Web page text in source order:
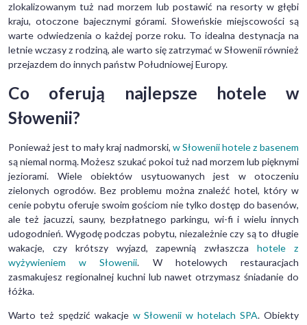
zlokalizowanym tuż nad morzem lub postawić na resorty w głębi
kraju, otoczone bajecznymi górami. Słoweńskie miejscowości są
warte odwiedzenia o każdej porze roku. To idealna destynacja na
letnie wczasy z rodziną, ale warto się zatrzymać w Słowenii również
przejazdem do innych państw Południowej Europy.
Co oferują najlepsze hotele w
Słowenii?
Ponieważ jest to mały kraj nadmorski, w Słowenii hotele z basenem
są niemal normą. Możesz szukać pokoi tuż nad morzem lub pięknymi
jeziorami. Wiele obiektów usytuowanych jest w otoczeniu
zielonych ogrodów. Bez problemu można znaleźć hotel, który w
cenie pobytu oferuje swoim gościom nie tylko dostęp do basenów,
ale też jacuzzi, sauny, bezpłatnego parkingu, wi-fi i wielu innych
udogodnień. Wygodę podczas pobytu, niezależnie czy są to długie
wakacje, czy krótszy wyjazd, zapewnią zwłaszczahotele z
wyżywieniem w Słowenii. W hotelowych restauracjach
zasmakujesz regionalnej kuchni lub nawet otrzymasz śniadanie do
łóżka.
Warto też spędzić wakacje w Słowenii w hotelach SPA. Obiekty